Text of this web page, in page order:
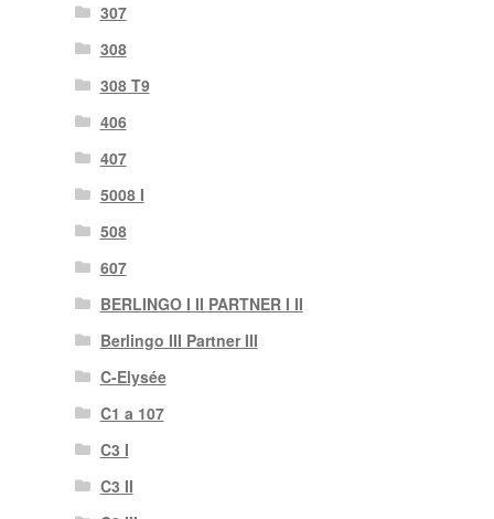
307
308
308 T9
406
407
5008 I
508
607
BERLINGO I II PARTNER I II
Berlingo III Partner III
C-Elysée
C1 a 107
C3 I
C3 II